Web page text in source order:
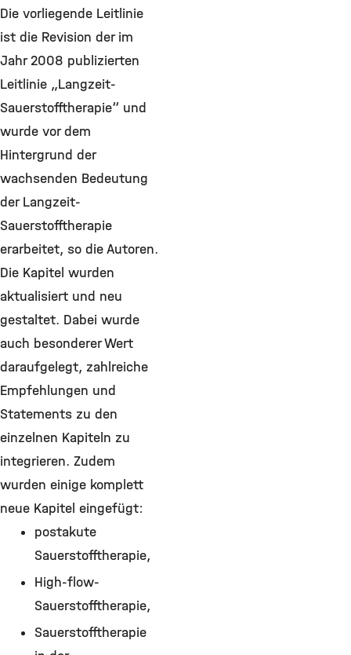
Die vorliegende Leitlinie
ist die Revision der im
Jahr 2008 publizierten
Leitlinie „Langzeit-
Sauerstofftherapie“ und
wurde vor dem
Hintergrund der
wachsenden Bedeutung
der Langzeit-
Sauerstofftherapie
erarbeitet, so die Autoren.
Die Kapitel wurden
aktualisiert und neu
gestaltet. Dabei wurde
auch besonderer Wert
daraufgelegt, zahlreiche
Empfehlungen und
Statements zu den
einzelnen Kapiteln zu
integrieren. Zudem
wurden einige komplett
neue Kapitel eingefügt:
postakute
Sauerstofftherapie,
High-flow-
Sauerstofftherapie,
Sauerstofftherapie